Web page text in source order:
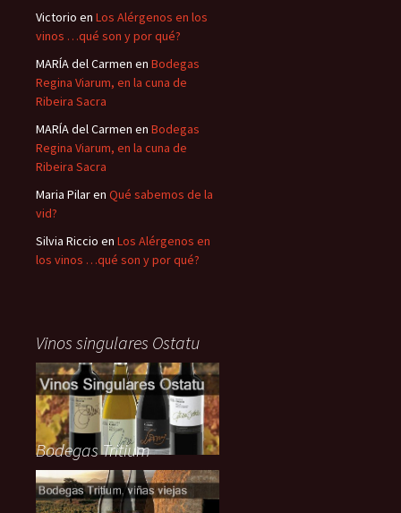
Victorio en Los Alérgenos en los
vinos …qué son y por qué?
MARÍA del Carmen en Bodegas
Regina Viarum, en la cuna de
Ribeira Sacra
MARÍA del Carmen en Bodegas
Regina Viarum, en la cuna de
Ribeira Sacra
Maria Pilaren Qué sabemos de la
vid?
Silvia Riccio en Los Alérgenos en
los vinos …qué son y por qué?
Vinos singulares Ostatu
Bodegas Tritium